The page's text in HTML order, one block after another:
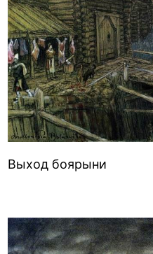
Выход боярыни